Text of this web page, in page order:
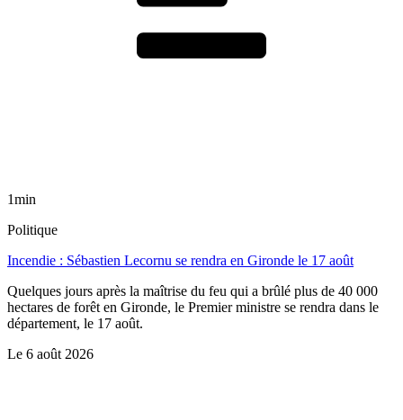
1min
Politique
Incendie : Sébastien Lecornu se rendra en Gironde le 17 août
Quelques jours après la maîtrise du feu qui a brûlé plus de 40 000
hectares de forêt en Gironde, le Premier ministre se rendra dans le
département, le 17 août.
Le 6 août 2026